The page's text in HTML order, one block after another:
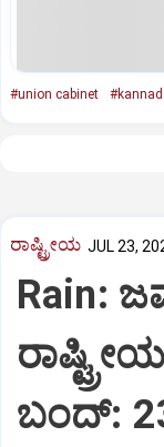
#union cabinet
ರಾಷ್ಟ್ರೀಯ JUL 23,
Rain:
ಬಂದ್: